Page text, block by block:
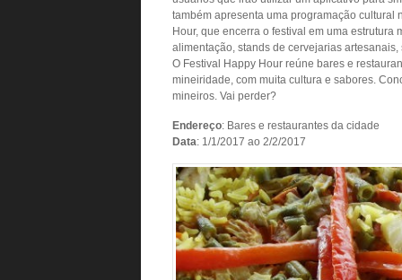
também apresenta uma programação cultural
Hour, que encerra o festival em uma
alimentação, stands de cervejarias artesanais,
O Festival Happy Hour reúne bares e
mineiridade, com muita cultura e sabores.
mineiros. Vai perder?
Endereço: Bares e restaurantes da cidade
Data: 1/1/2017 ao 2/2/2017